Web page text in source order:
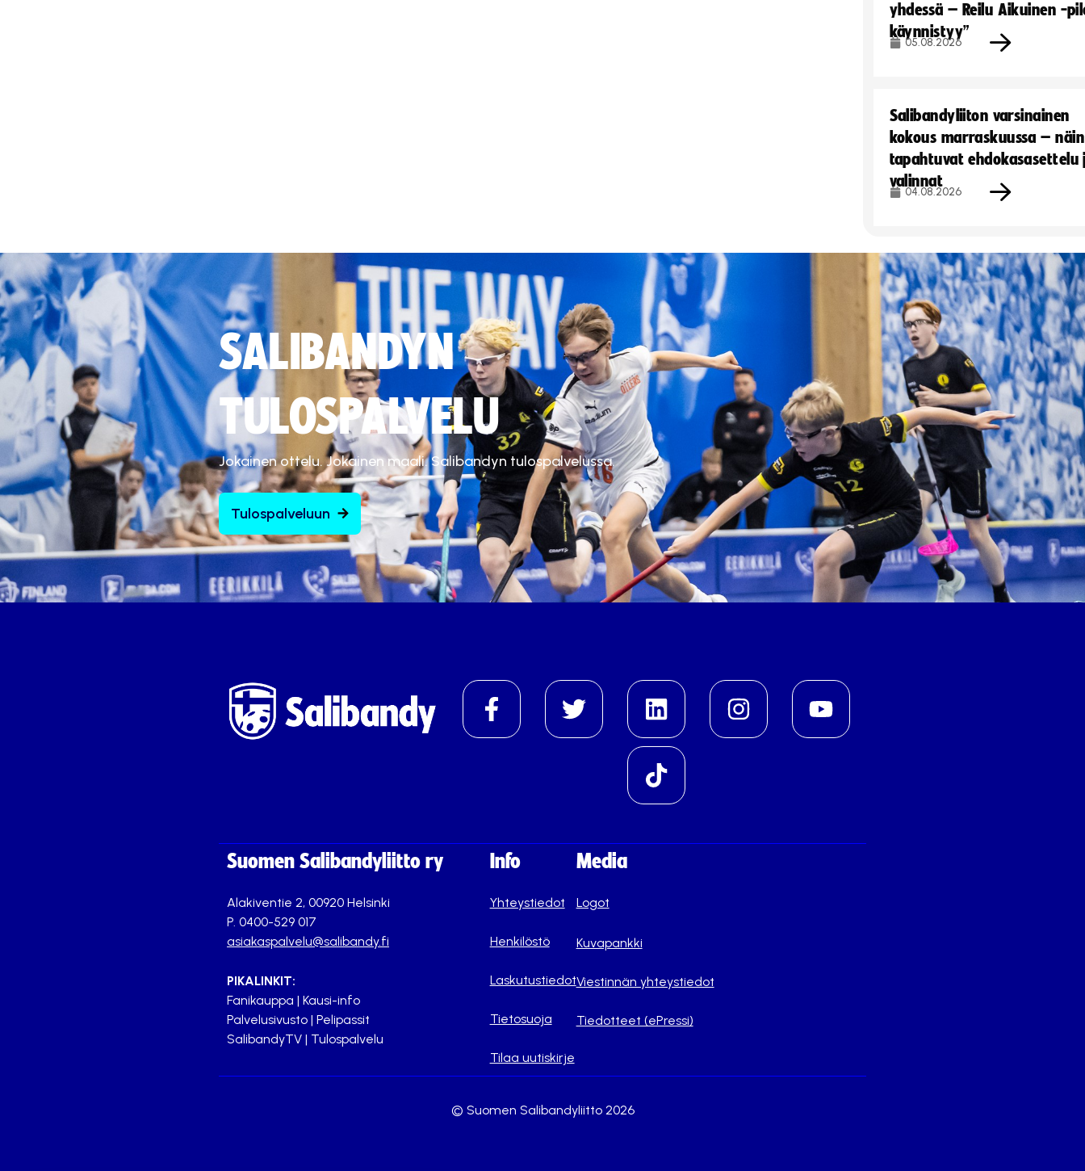
yhdessä – Reilu Aikuinen -
käynnistyy”
05.08.2026
Salibandyliiton varsinainen
kokous marraskuussa – näin
tapahtuvat ehdokasasettelu
valinnat
04.08.2026
SALIBANDYN
TULOSPALVELU
Jokainen ottelu. Jokainen maali. Salibandyn tulospalvelussa.
Tulospalveluun
Suomen Salibandyliitto ry
Alakiventie 2, 00920 Helsinki
P. 0400-529 017
asiakaspalvelu@salibandy.fi
PIKALINKIT:
Fanikauppa | Kausi-info
Palvelusivusto | Pelipassit
SalibandyTV | Tulospalvelu
Info
Yhteystiedot
Henkilöstö
Laskutustiedot
Tietosuoja
Tilaa uutiskirje
Media
Logot
Kuvapankki
Viestinnän yhteystiedot
Tiedotteet (ePressi)
© Suomen Salibandyliitto 2026